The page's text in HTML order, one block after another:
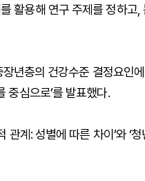
활용해 연구 주제를 정하고
년층의 건강수준 결정요인
중심으로’를 발표했다.
계: 성별에 따른 차이’와 ‘